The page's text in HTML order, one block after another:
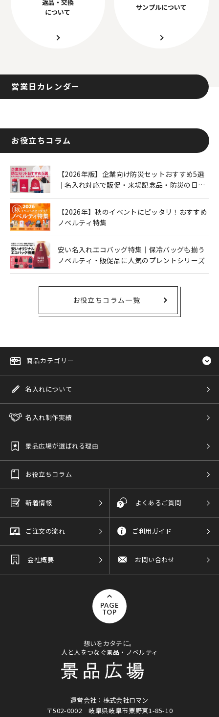
について
サンプルについて
営業日カレンダー
お役立ちコラム
【2026年版】企業向け防災セットおすすめ5選
｜名入れ対応で販促・来場記念品・防災の日に
【2026年】秋のイベントにピッタリ！おすすめ
ノベルティ特集
安い名入れエコバッグ特集｜保冷バッグも揃う
ノベルティ・販促品に人気のプレントシリーズ
お役立ちコラム一覧
商品カテゴリー
名入れについて
名入れ制作実績
景品広場が選ばれる理由
お役立ちコラム
新着情報 よくあるご質問
ご注文の流れ ご利用ガイド
会社概要 お問い合わせ
PAGE
TOP
想いをカタチに。
人と人をつなぐ景品・ノベルティ
運営会社：株式会社ロマン
〒502-0002岐阜県岐阜市粟野東1-85-10